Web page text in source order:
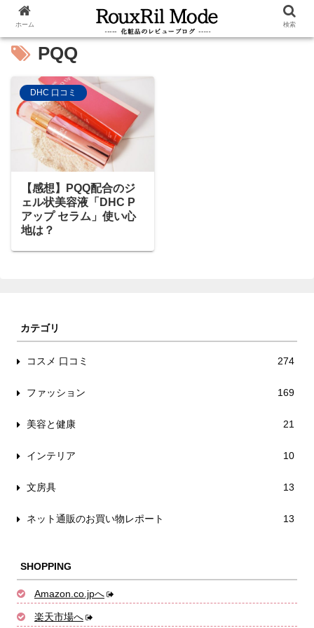
PQQ
DHC 口コミ
【感想】PQQ配合のジ
ェル状美容液「DHC P
アップ セラム」使い心
地は？
カテゴリ
コスメ 口コミ 274
ファッション 169
美容と健康 21
インテリア 10
文房具 13
ネット通販のお買い物レポート 13
SHOPPING
Amazon.co.jpへ
楽天市場へ
ホーム 検索